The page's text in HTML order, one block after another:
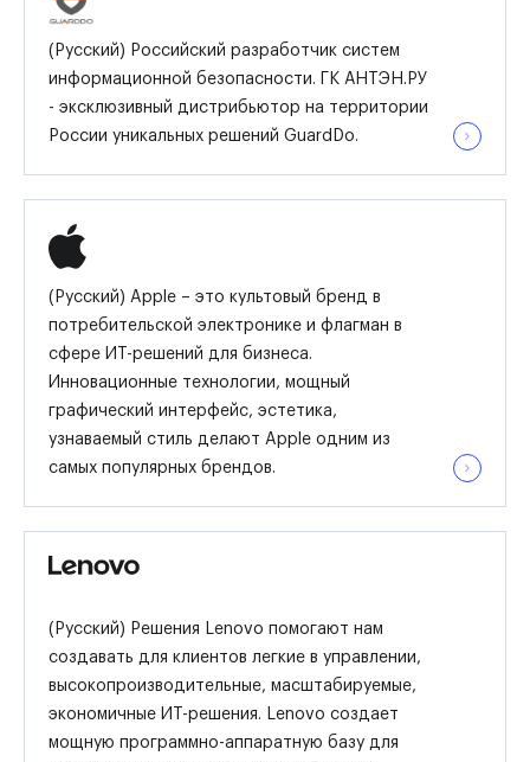
(Русский) Российский разработчик систем
информационной безопасности. ГК АНТЭН.РУ
- эксклюзивный дистрибьютор на территории
России уникальных решений GuardDo.
(Русский) Apple – это культовый бренд в
потребительской электронике и флагман в
сфере ИТ-решений для бизнеса.
Инновационные технологии, мощный
графический интерфейс, эстетика,
узнаваемый стиль делают Apple одним из
самых популярных брендов.
(Русский) Решения Lenovo помогают нам
создавать для клиентов легкие в управлении,
высокопроизводительные, масштабируемые,
экономичные ИТ-решения. Lenovo создает
мощную программно-аппаратную базу для